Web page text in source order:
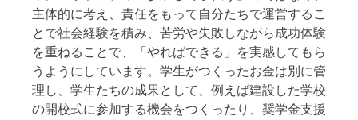
主体的に考え、責任をもって自分たちで運営するこ
とで社会経験を積み、苦労や失敗しながら成功体験
を重ねることで、「やればできる」を実感してもら
うようにしています。学生がつくったお金は別に管
理し、学生たちの成果として、例えば建設した学校
の開校式に参加する機会をつくったり、奨学金支援